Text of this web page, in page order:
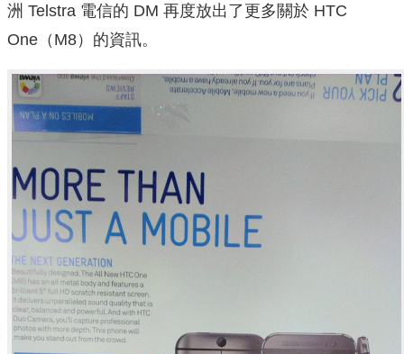
洲 Telstra 電信的 DM 再度放出了更多關於 HTC
One（M8）的資訊。